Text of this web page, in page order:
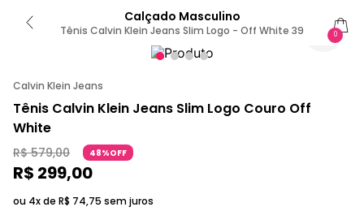
Calçado Masculino
Tênis Calvin Klein Jeans Slim Logo - Off White 39 0
Calvin Klein Jeans
Tênis Calvin Klein Jeans Slim Logo Couro Off
White
R$ 579,00 48%OFF
R$ 299,00
ou 4x de R$ 74,75 sem juros